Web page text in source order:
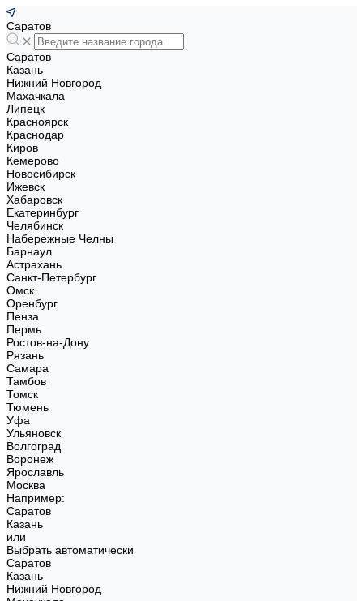
Саратов
Саратов
Казань
Нижний Новгород
Махачкала
Липецк
Красноярск
Краснодар
Киров
Кемерово
Новосибирск
Ижевск
Хабаровск
Екатеринбург
Челябинск
Набережные Челны
Барнаул
Астрахань
Санкт-Петербург
Омск
Оренбург
Пенза
Пермь
Ростов-на-Дону
Рязань
Самара
Тамбов
Томск
Тюмень
Уфа
Ульяновск
Волгоград
Воронеж
Ярославль
Москва
Например:
Саратов
Казань
или
Выбрать автоматически
Саратов
Казань
Нижний Новгород